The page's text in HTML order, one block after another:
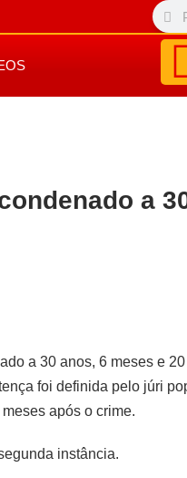
a
a 30 anos, 6 meses e
foi definida pelo júri
após o crime.
instância.